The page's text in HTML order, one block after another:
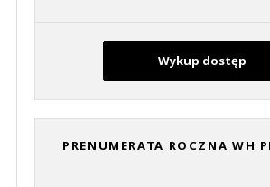
Wykup dostęp
PRENUMERATA ROCZNA WH